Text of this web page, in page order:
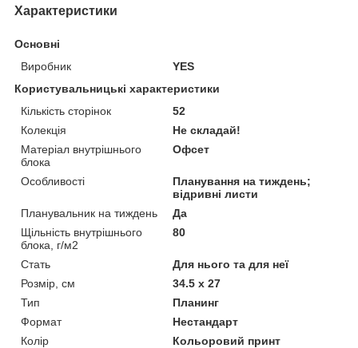
Характеристики
Основні
Виробник
YES
Користувальницькі характеристики
Кількість сторінок
52
Колекція
Не складай!
Матеріал внутрішнього
блока
Офсет
Особливості
Планування на тиждень;
відривні листи
Планувальник на тиждень
Да
Щільність внутрішнього
блока, г/м2
80
Стать
Для нього та для неї
Розмір, см
34.5 x 27
Тип
Планинг
Формат
Нестандарт
Колір
Кольоровий принт